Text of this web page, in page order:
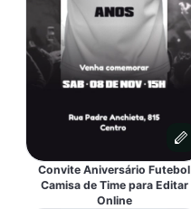
Convite Aniversário Futebol
Camisa de Time para Editar
Online